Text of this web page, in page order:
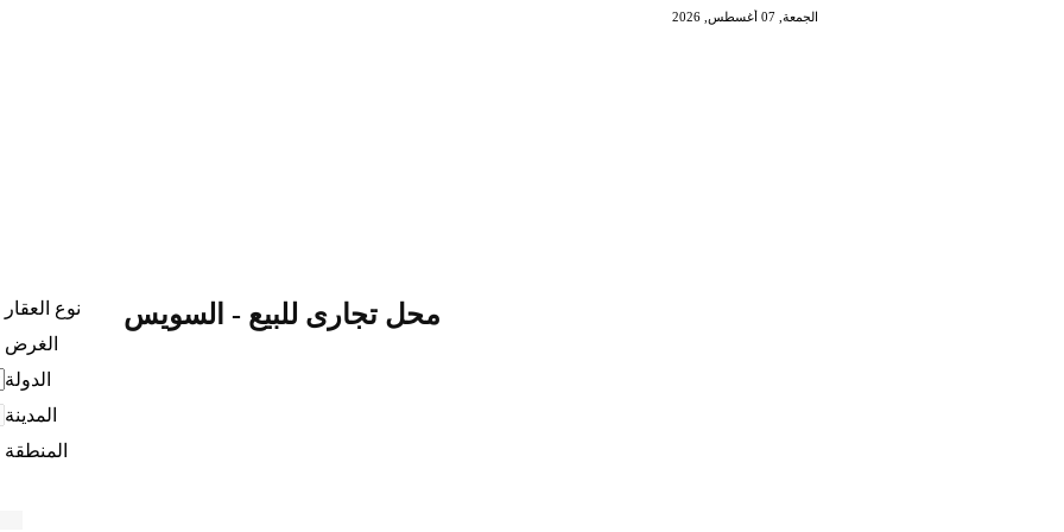
الجمعة, 07 أغسطس, 2026
محل تجارى للبيع - السويس
نوع العقار
الغرض
الدولة
المدينة
المنطقة